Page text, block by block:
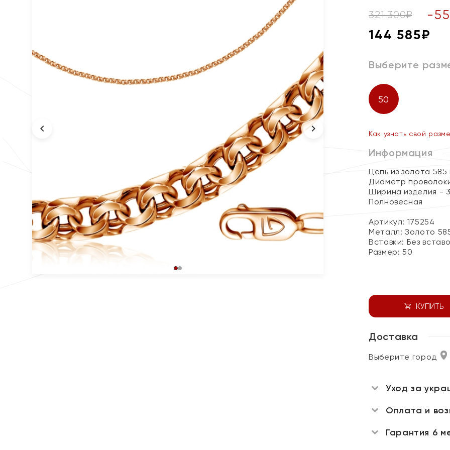
321 300₽ -55
144 585₽
Выберите
50
Как узнать свой
Информация
Цепь из золота
Диаметр
Ширина изделия -
Полновесная
Артикул: 175254
Металл:Золото
Вставки: Без
Размер:50
КУПИТЬ
Доставка
Выберите город
Уход за
Оплата и
Гарантия 6